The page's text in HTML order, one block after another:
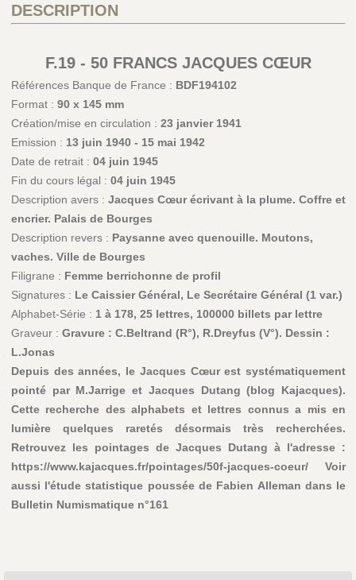
DESCRIPTION
F.19 - 50 FRANCS JACQUES CŒUR
Références Banque de France : BDF194102
Format : 90 x 145 mm
Création/mise en circulation : 23 janvier 1941
Emission : 13 juin 1940 - 15 mai 1942
Date de retrait : 04 juin 1945
Fin du cours légal : 04 juin 1945
Description avers : Jacques Cœur écrivant à la plume. Coffre et
encrier. Palais de Bourges
Description revers : Paysanne avec quenouille. Moutons,
vaches. Ville de Bourges
Filigrane : Femme berrichonne de profil
Signatures : Le Caissier Général, Le Secrétaire Général (1 var.)
Alphabet-Série : 1 à 178, 25 lettres, 100000 billets par lettre
Graveur : Gravure : C.Beltrand (R°), R.Dreyfus (V°). Dessin :
L.Jonas
Depuis des années, le Jacques Cœur est systématiquement
pointé par M.Jarrige et Jacques Dutang (blog Kajacques).
Cette recherche des alphabets et lettres connus a mis en
lumière quelques raretés désormais très recherchées.
Retrouvez les pointages de Jacques Dutang à l'adresse :
https://www.kajacques.fr/pointages/50f-jacques-coeur/ Voir
aussi l'étude statistique poussée de Fabien Alleman dans le
Bulletin Numismatique n°161